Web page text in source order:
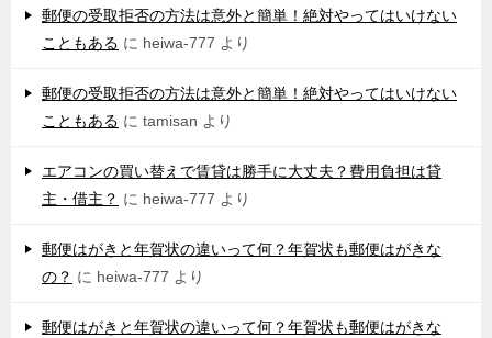
郵便の受取拒否の方法は意外と簡単！絶対やってはいけない
こともある に heiwa-777 より
郵便の受取拒否の方法は意外と簡単！絶対やってはいけない
こともある に tamisan より
エアコンの買い替えで賃貸は勝手に大丈夫？費用負担は貸
主・借主？ に heiwa-777 より
郵便はがきと年賀状の違いって何？年賀状も郵便はがきな
の？ に heiwa-777 より
郵便はがきと年賀状の違いって何？年賀状も郵便はがきな